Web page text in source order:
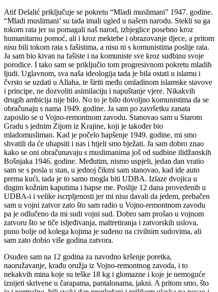
Atif Delalić priključuje se pokretu “Mladi muslimani” 1947. godine.
“Mladi muslimani’ su tada imali ugled u našem narodu. Stekli su ga
tokom rata jer su pomagali naš narod, izbjeglice posebno kroz
humanitarnu pomoć, ali i kroz mektebe i obrazovanje djece, a pritom
nisu bili tokom rata s fašistima, a nisu ni s komunistima poslije rata.
Ja sam bio kivan na fašiste i na komuniste sve kroz sudbinu svoje
porodice. I tako sam se priključio tom progresivnom pokretu mladih
ljudi. Uglavnom, sva naša ideologija tada je bila ostati u islamu i
čvrsto se uzdati u Allaha, te širiti među omladinom islamske stavove
i principe, ne dozvoliti asimilaciju i napuštanje vjere. Nikakvih
drugih ambicija nije bilo. No to je bilo dovoljno komunistima da se
obračunaju s nama 1949. godine. Ja sam po završetku zanata
zaposlio se u Vojno-remontnom zavodu. Stanovao sam u Starom
Gradu s jednim Zijom iz Krajine, koji je također bio
mladomusliman. Kad je počelo hapšenje 1949. godine, mi smo
shvatili da će uhapsiti i nas i htjeli smo bježati. Ja sam dobro znao
kako se oni obračunavaju s muslimanima još od sudbine ilidžanskih
Bošnjaka 1946. godine. Međutim, nismo uspjeli, jedan dan vratio
sam se s posla u stan, u jednoj čikmi sam stanovao, kad ide auto
prema kući, tada je to samo mogla biti UDBA. Izlaze dvojica u
dugim kožnim kaputima i hapse me. Poslije 12 dana provedenih u
UDBA-i i velike iscrpljenosti jer mi nisu davali da jedem, prebačen
sam u vojni zatvor zato što sam radio u Vojno-remontnom zavodu
pa je odlučeno da mi sudi vojni sud. Dobro sam prošao u vojnom
zatvoru što se tiče isljeđivanja, maltretiranja i zatvorskih uslova,
puno bolje od kolega kojima je suđeno na civilnim sudovima, ali
sam zato dobio više godina zatvora.
Osuđen sam na 12 godina za navodno kršenje poretka,
naoružavanje, krađu oružja iz Vojno-remontnog zavoda, i to
nekakvih mina koje su teške 18 kg i glomazne i koje je nemoguće
iznijeti skrivene u čarapama, pantalonama, jakni. A pritom smo, što